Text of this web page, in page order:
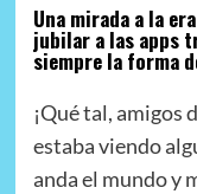
Una mirada a la
jubilar a las apps
siempre la forma
¡Qué tal, amigos
estaba viendo
anda el mundo y